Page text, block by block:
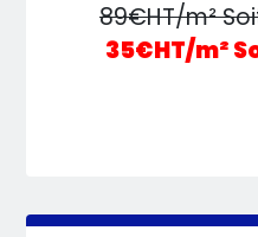
89€HT/m²
35€HT/m²